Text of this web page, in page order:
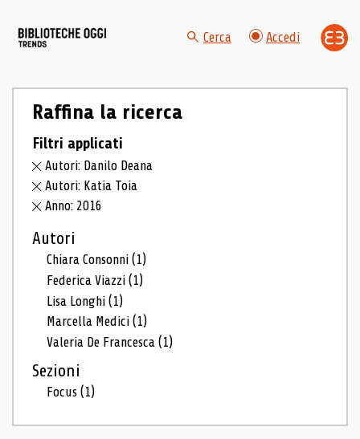
Cerca Accedi
Raffina la ricerca
Filtri applicati
Autori: Danilo Deana
Autori: Katia Toia
Anno: 2016
Autori
Chiara Consonni(1)
Federica Viazzi(1)
Lisa Longhi(1)
Marcella Medici(1)
Valeria De Francesca(1)
Sezioni
Focus(1)